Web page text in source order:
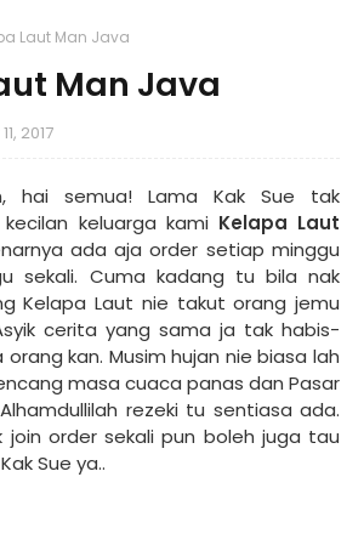
Laut Man Java
Man Java
2017
hai semua! Lama Kak Sue tak
keluarga kami Kelapa Laut
ada aja order setiap minggu
sekali. Cuma kadang tu bila nak
Kelapa Laut nie takut orang jemu
cerita yang sama ja tak habis-
kan. Musim hujan nie biasa lah
masa cuaca panas dan Pasar
rezeki tu sentiasa ada.
join order sekali pun boleh juga tau
Sue ya..